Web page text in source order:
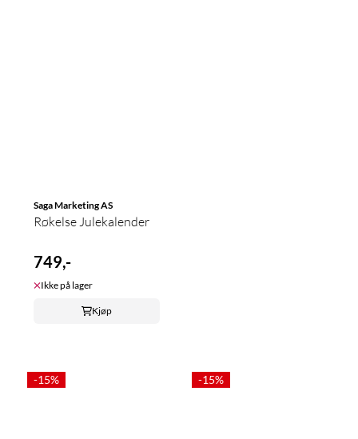
Saga Marketing AS
Røkelse Julekalender
749,-
Ikke på lager
Kjøp
-15% -15%